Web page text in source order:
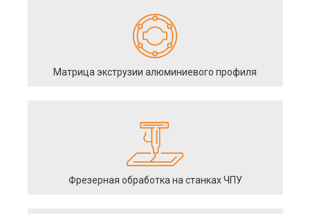
Матрица экструзии алюминиевого профиля
Фрезерная обработка на станках ЧПУ